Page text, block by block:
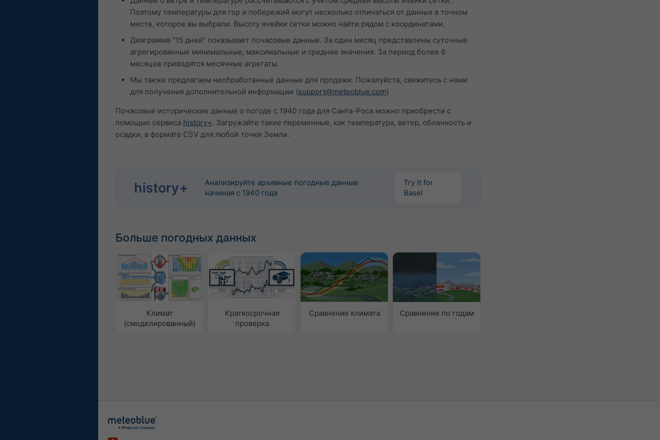
Поэтому температуры для гор и побережий могут несколько отличаться от данных в точном
месте, которое вы выбрали. Высоту ячейки сетки можно найти рядом с координатами.
Диаграмма "15 дней" показывает почасовые данные. За один месяц представлены суточные
агрегированные минимальные, максимальные и средние значения. За период более 6
месяцев приводятся месячные агрегаты.
Мы также предлагаем необработанные данные для продажи. Пожалуйста, свяжитесь с нами
для получения дополнительной информации (support@meteoblue.com)
Почасовые исторические данные о погоде с 1940 года для Санта-Роса можно приобрести с
помощью сервиса history+. Загружайте такие переменные, как температура, ветер, облачность и
осадки, в формате CSV для любой точки Земли.
history+
Анализируйте архивные погодные данные
начиная с 1940 года
Try it for
Basel
Больше погодных данных
Климат
(смоделированный)
Краткосрочная
проверка
Сравнение климата Сравнение по годам